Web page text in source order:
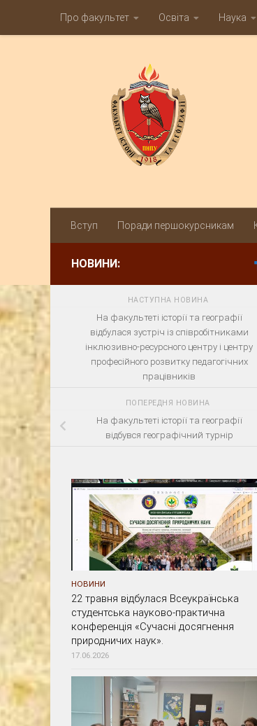
Skip to contentПро факультет Освіта Наука
Вступ Поради першокурсникам
НОВИНИ:
НАСТУПНА НОВИНА
На факультеті історії та географії
відбулася зустріч із співробітниками
інклюзивно-ресурсного центру і центру
професійного розвитку педагогічних
працівників
ПОПЕРЕДНЯ НОВИНА
На факультеті історії та географії
відбувся географічний турнір
НОВИНИ
22 травня відбулася Всеукраїнська
студентська науково-практична
конференція «Сучасні досягнення
природничих наук».
17.06.2026